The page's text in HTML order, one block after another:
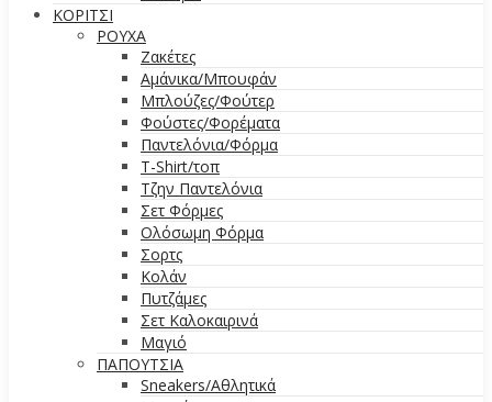
ΚΟΡΙΤΣΙ
ΡΟΥΧΑ
Ζακέτες
Αμάνικα/Μπουφάν
Μπλούζες/Φούτερ
Φούστες/Φορέματα
Παντελόνια/Φόρμα
T-Shirt/τοπ
Τζην Παντελόνια
Σετ Φόρμες
Ολόσωμη Φόρμα
Σορτς
Κολάν
Πυτζάμες
Σετ Καλοκαιρινά
Μαγιό
ΠΑΠΟΥΤΣΙΑ
Sneakers/Αθλητικά